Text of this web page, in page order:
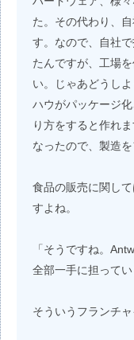
た。その代わり、
す。なので、自社
たんですが、工場
い。じゃあどうし
ハウがパッケージ
り方をすると作れ
なったので、製造
食品の販売に関し
すよね。
「そうですね。
全部一手に担ってい
そういうフランチ